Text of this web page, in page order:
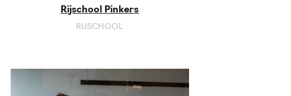
Rijschool Pinkers
RIJSCHOOL